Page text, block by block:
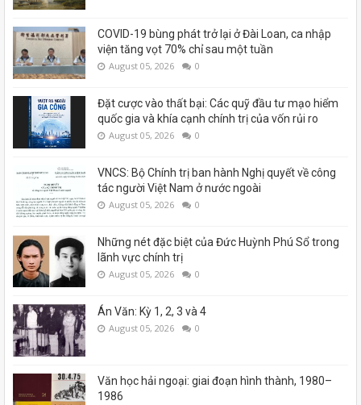
COVID-19 bùng phát trở lại ở Đài Loan, ca nhập
viện tăng vọt 70% chỉ sau một tuần
August 05, 2026 0
Đặt cược vào thất bại: Các quỹ đầu tư mạo hiểm
quốc gia và khía cạnh chính trị của vốn rủi ro
August 05, 2026 0
VNCS: Bộ Chính trị ban hành Nghị quyết về công
tác người Việt Nam ở nước ngoài
August 05, 2026 0
Những nét đặc biệt của Đức Huỳnh Phú Sổ trong
lãnh vực chính trị
August 05, 2026 0
Án Văn: Kỳ 1, 2, 3 và 4
August 05, 2026 0
Văn học hải ngoại: giai đoạn hình thành, 1980–
1986